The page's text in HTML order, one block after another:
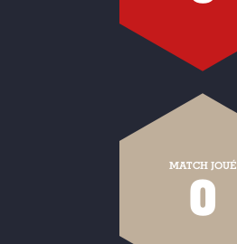
MATCH JOUÉ
0